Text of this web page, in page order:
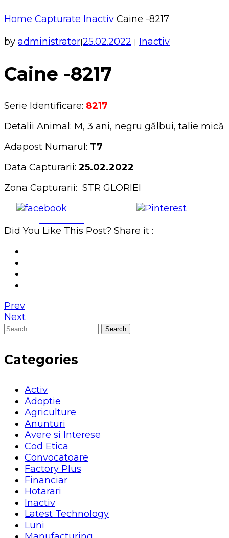
Home Capturate Inactiv Caine -8217
by administrator|25.02.2022 | Inactiv
Caine -8217
Serie Identificare: 8217
Detalii Animal: M, 3 ani, negru gălbui, talie mică
Adapost Numarul: T7
Data Capturarii: 25.02.2022
Zona Capturarii: STR GLORIEI
Share on
Save
Did You Like This Post? Share it :
Prev
Next
Search
Categories
Activ
Adoptie
Agriculture
Anunturi
Avere si Interese
Cod Etica
Convocatoare
Factory Plus
Financiar
Hotarari
Inactiv
Latest Technology
Luni